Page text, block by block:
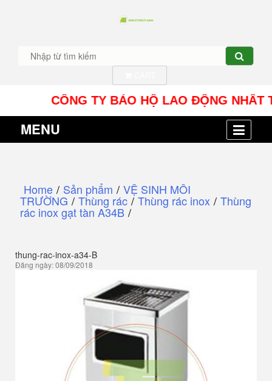
CÔNG TY BẢO HỘ LAO ĐỘNG NHÂT
MENU
Home / Sản phẩm / VỆ SINH MÔI
TRƯỜNG / Thùng rác / Thùng rác inox / Thùng
rác inox gạt tàn A34B /
thung-rac-inox-a34-B
Đăng ngày: 08/09/2018